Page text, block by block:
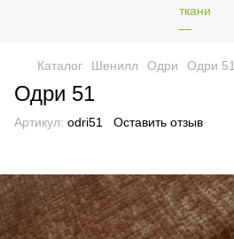
Каталог Шенилл Одри Одри 51
Одри 51
Артикул: odri51 Оставить отзыв